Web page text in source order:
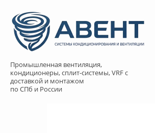
Промышленная вентиляция,
кондиционеры, сплит-системы, VRF с
доставкой и монтажом
по СПб и России